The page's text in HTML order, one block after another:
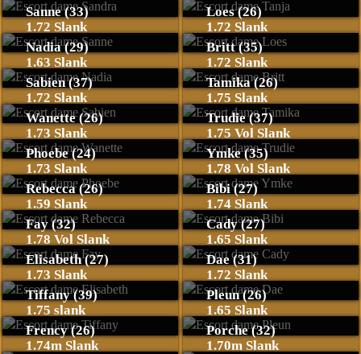
Sanne (33)
1.72 Slank
Loes (26)
1.72 Slank
Nadia (29)
1.63 Slank
Britt (35)
1.72 Slank
Sabien (37)
1.72 Slank
Tamika (26)
1.75 Slank
Wanette (26)
1.73 Slank
Trudie (37)
1.75 Vol Slank
Phoebe (24)
1.73 Slank
Ymke (35)
1.78 Vol Slank
Rebecca (26)
1.59 Slank
Bibi (27)
1.74 Slank
Fay (32)
1.78 Vol Slank
Cady (27)
1.65 Slank
Elisabeth (27)
1.73 Slank
Dae (31)
1.72 Slank
Tiffany (39)
1.75 slank
Pleun (26)
1.65 Slank
Frency (26)
1.74m Slank
Porche (32)
1.70m Slank